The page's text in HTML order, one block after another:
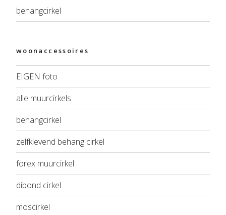
behangcirkel
woonaccessoires
EIGEN foto
alle muurcirkels
behangcirkel
zelfklevend behang cirkel
forex muurcirkel
dibond cirkel
moscirkel